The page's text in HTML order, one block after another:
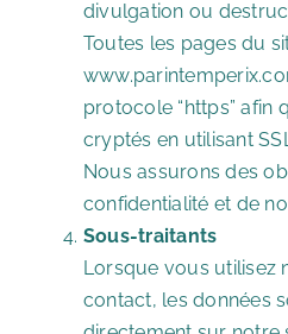
divulgation ou
Toutes les pages du
protocole “https” afin
cryptés en utilisant
Nous assurons des
confidentialité et de
Sous-traitants
Lorsque vous utilisez
contact, les données